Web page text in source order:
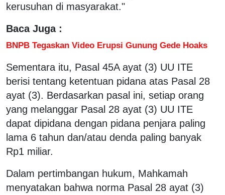
kerusuhan di masyarakat."
Baca Juga :
BNPB Tegaskan Video Erupsi Gunung Gede Hoaks
Sementara itu, Pasal 45A ayat (3) UU ITE
berisi tentang ketentuan pidana atas Pasal 28
ayat (3). Berdasarkan pasal ini, setiap orang
yang melanggar Pasal 28 ayat (3) UU ITE
dapat dipidana dengan pidana penjara paling
lama 6 tahun dan/atau denda paling banyak
Rp1 miliar.
Dalam pertimbangan hukum, Mahkamah
menyatakan bahwa norma Pasal 28 ayat (3)